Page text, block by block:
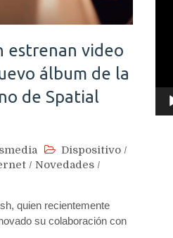
estrenan video
álbum de la
de Spatial
Dispositivo /
/ Novedades /
quien recientemente
su colaboración con